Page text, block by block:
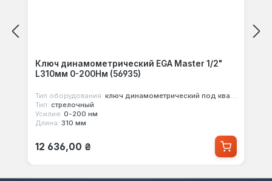
Ключ динамометрический EGA Master 1/2"
L310мм 0-200Нм (56935)
Тип оборудования: ключ динамометрический под квадрат
Тип: стрелочный
Усилие: 0-200 нм
Длина: 310 мм
Обычная цена:
12 636,00 ₴